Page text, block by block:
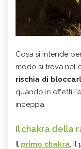
Cosa si intende
modo si trova nel
rischia di
quando in effetti
inceppa.
Il chakra della
Il primo chakra, il